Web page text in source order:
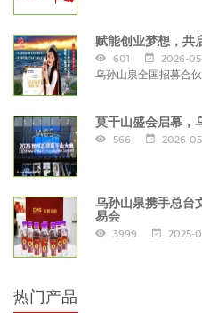
赋能创业梦想，
601 2026-
乌孙山泉全国招募合
莫干山盛会启幕，
566 2026-
乌孙山泉携手总台
易会
3999 2025-
热门产品